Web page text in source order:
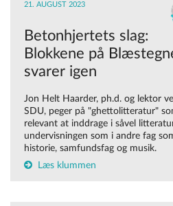
21. AUGUST 2023
Betonhjertets slag:
Blokkene på
svarer igen
Jon Helt Haarder, ph.d. og lektor
SDU, peger på "ghettolitteratur"
relevant at inddrage i såvel
undervisningen som i andre fag
historie, samfundsfag og musik.
Læs klummen